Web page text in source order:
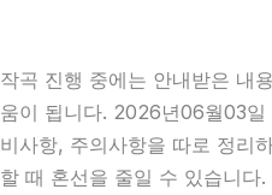
작곡 진행 중에는 안내받은 내
움이 됩니다. 2026년06월03일
비사항, 주의사항을 따로 정리
할 때 혼선을 줄일 수 있습니다